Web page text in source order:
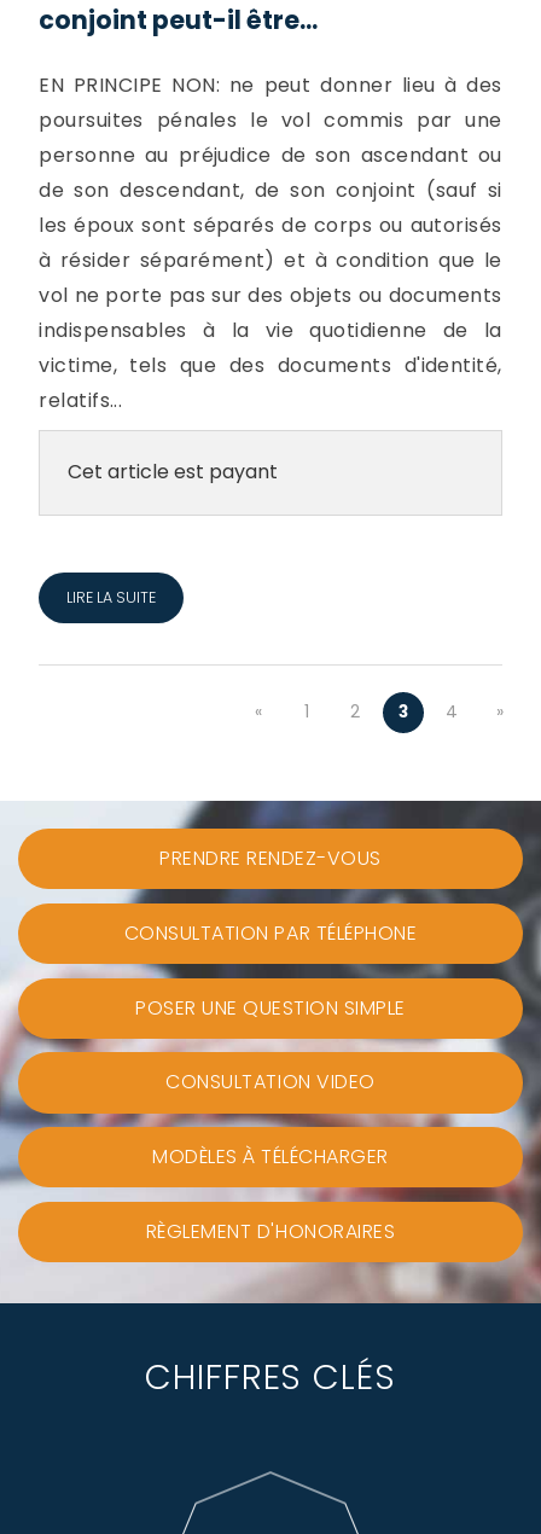
conjoint peut-il être...
EN PRINCIPE NON: ne peut donner lieu à des
poursuites pénales le vol commis par une
personne au préjudice de son ascendant ou
de son descendant, de son conjoint (sauf si
les époux sont séparés de corps ou autorisés
à résider séparément) et à condition que le
vol ne porte pas sur des objets ou documents
indispensables à la vie quotidienne de la
victime, tels que des documents d'identité,
relatifs...
Cet article est payant
LIRE LA SUITE
« 1 2 3 4 »
PRENDRE RENDEZ-VOUS
CONSULTATION PAR TÉLÉPHONE
POSER UNE QUESTION SIMPLE
CONSULTATION VIDEO
MODÈLES À TÉLÉCHARGER
RÈGLEMENT D'HONORAIRES
CHIFFRES CLÉS